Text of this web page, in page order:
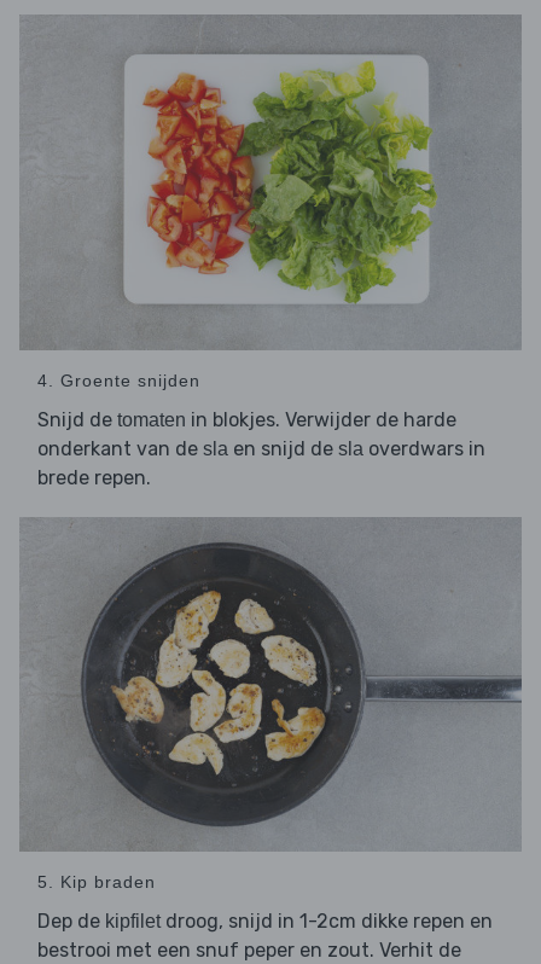
4. Groente snijden
Snijd de tomaten in blokjes. Verwijder de harde
onderkant van de sla en snijd de sla overdwars in
brede repen.
5. Kip braden
Dep de kipfiletdroog, snijd in 1-2cm dikke repen en
bestrooi met een snuf peper en zout. Verhit de